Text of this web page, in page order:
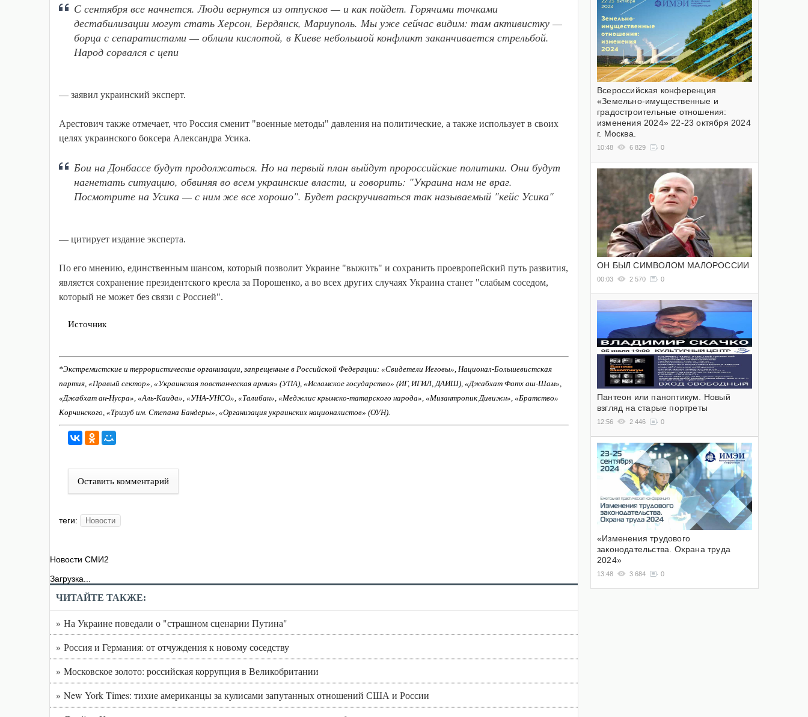
С сентября все начнется. Люди вернутся из отпусков — и как пойдет. Горячими точками
дестабилизации могут стать Херсон, Бердянск, Мариуполь. Мы уже сейчас видим: там активистку —
борца с сепаратистами — облили кислотой, в Киеве небольшой конфликт заканчивается стрельбой.
Народ сорвался с цепи
— заявил украинский эксперт.
Арестович также отмечает, что Россия сменит "военные методы" давления на политические, а также использует в своих
целях украинского боксера Александра Усика.
Бои на Донбассе будут продолжаться. Но на первый план выйдут пророссийские политики. Они будут
нагнетать ситуацию, обвиняя во всем украинские власти, и говорить: "Украина нам не враг.
Посмотрите на Усика — с ним же все хорошо". Будет раскручиваться так называемый "кейс Усика"
— цитирует издание эксперта.
По его мнению, единственным шансом, который позволит Украине "выжить" и сохранить проевропейский путь развития,
является сохранение президентского кресла за Порошенко, а во всех других случаях Украина станет "слабым соседом,
который не может без связи с Россией".
Источник
*Экстремистские и террористические организации, запрещенные в Российской Федерации: «Свидетели Иеговы», Национал-Большевистская
партия, «Правый сектор», «Украинская повстанческая армия» (УПА), «Исламское государство» (ИГ, ИГИЛ, ДАИШ), «Джабхат Фатх аш-Шам»,
«Джабхат ан-Нусра», «Аль-Каида», «УНА-УНСО», «Талибан», «Меджлис крымско-татарского народа», «Мизантропик Дивижн», «Братство»
Корчинского, «Тризуб им. Степана Бандеры», «Организация украинских националистов» (ОУН).
Оставить комментарий
теги: Новости
Новости СМИ2
Загрузка...
ЧИТАЙТЕ ТАКЖЕ:
» На Украине поведали о "страшном сценарии Путина"
» Россия и Германия: от отчуждения к новому соседству
» Московское золото: российская коррупция в Великобритании
» New York Times: тихие американцы за кулисами запутанных отношений США и России
Всероссийская конференция
«Земельно-имущественные и
градостроительные отношения:
изменения 2024» 22-23 октября 2024
г. Москва.
10:48 6 829 0
ОН БЫЛ СИМВОЛОМ МАЛОРОССИИ
00:03 2 570 0
Пантеон или паноптикум. Новый
взгляд на старые портреты
12:56 2 446 0
«Изменения трудового
законодательства. Охрана труда
2024»
13:48 3 684 0